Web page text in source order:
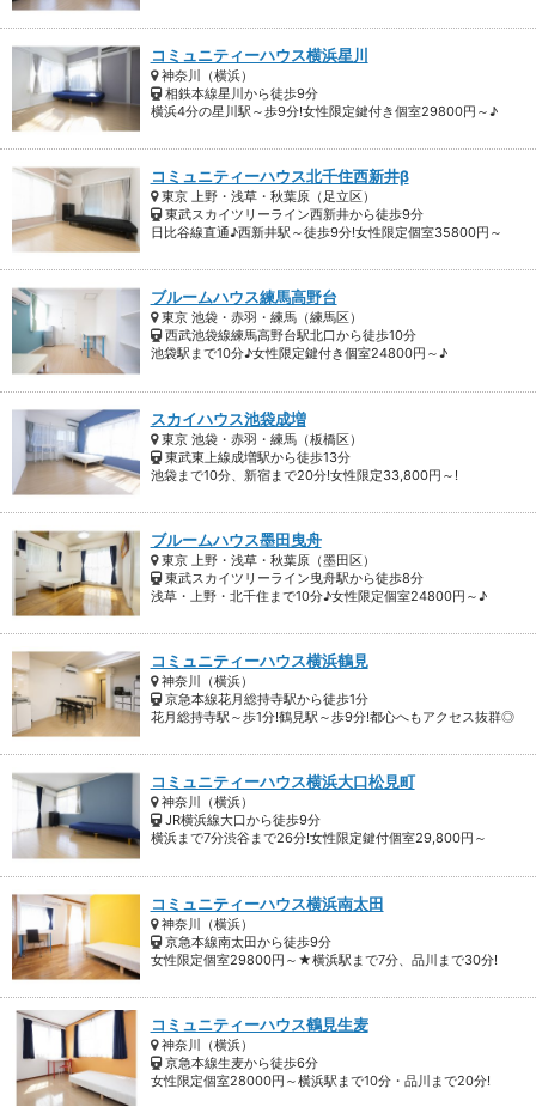
コミュニティーハウス横浜星川
神奈川（横浜）
相鉄本線星川から徒歩9分
横浜4分の星川駅～歩9分!女性限定鍵付き個室29800円～♪
コミュニティーハウス北千住西新井β
東京 上野・浅草・秋葉原（足立区）
東武スカイツリーライン西新井から徒歩9分
日比谷線直通♪西新井駅～徒歩9分!女性限定個室35800円～
ブルームハウス練馬高野台
東京 池袋・赤羽・練馬（練馬区）
西武池袋線練馬高野台駅北口から徒歩10分
池袋駅まで10分♪女性限定鍵付き個室24800円～♪
スカイハウス池袋成増
東京 池袋・赤羽・練馬（板橋区）
東武東上線成増駅から徒歩13分
池袋まで10分、新宿まで20分!女性限定33,800円～!
ブルームハウス墨田曳舟
東京 上野・浅草・秋葉原（墨田区）
東武スカイツリーライン曳舟駅から徒歩8分
浅草・上野・北千住まで10分♪女性限定個室24800円～♪
コミュニティーハウス横浜鶴見
神奈川（横浜）
京急本線花月総持寺駅から徒歩1分
花月総持寺駅～歩1分!鶴見駅～歩9分!都心へもアクセス抜群◎
コミュニティーハウス横浜大口松見町
神奈川（横浜）
JR横浜線大口から徒歩9分
横浜まで7分渋谷まで26分!女性限定鍵付個室29,800円～
コミュニティーハウス横浜南太田
神奈川（横浜）
京急本線南太田から徒歩9分
女性限定個室29800円～★横浜駅まで7分、品川まで30分!
コミュニティーハウス鶴見生麦
神奈川（横浜）
京急本線生麦から徒歩6分
女性限定個室28000円～横浜駅まで10分・品川まで20分!